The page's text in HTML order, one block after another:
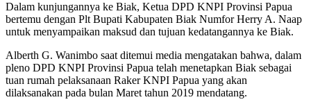
Dalam kunjungannya ke Biak, Ketua DPD KNPI Provinsi Papua
bertemu dengan Plt Bupati Kabupaten Biak Numfor Herry A. Naap
untuk menyampaikan maksud dan tujuan kedatangannya ke Biak.
Alberth G. Wanimbo saat ditemui media mengatakan bahwa, dalam
pleno DPD KNPI Provinsi Papua telah menetapkan Biak sebagai
tuan rumah pelaksanaan Raker KNPI Papua yang akan
dilaksanakan pada bulan Maret tahun 2019 mendatang.